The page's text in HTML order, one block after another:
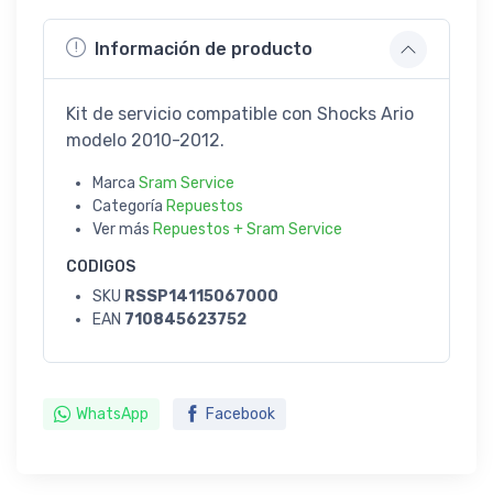
Información de producto
Kit de servicio compatible con Shocks Ario
modelo 2010-2012.
Marca Sram Service
Categoría Repuestos
Ver más Repuestos + Sram Service
CODIGOS
SKU RSSP14115067000
EAN 710845623752
WhatsApp Facebook